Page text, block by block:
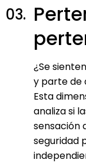
03.
¿Se
y parte de
Esta
analiza si
sensación
seguridad